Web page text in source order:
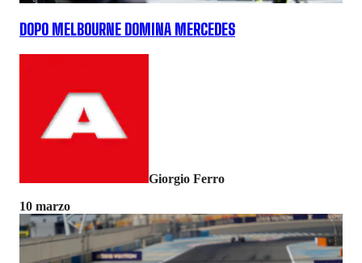
DOPO MELBOURNE DOMINA MERCEDES
Giorgio Ferro
10 marzo